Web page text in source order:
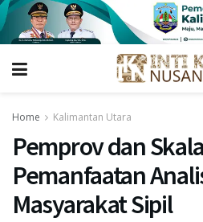
Home Kalimantan Utara
Pemprov dan
Pemanfaatan
Masyarakat Sipil